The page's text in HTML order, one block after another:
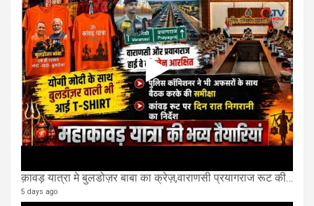
क़ावड़ यात्रा मे बुलडोज़र बाबा का क्रेज़,वाराणसी प्रयागराज रूट की एक लेन खाली की गई.
5 days ago